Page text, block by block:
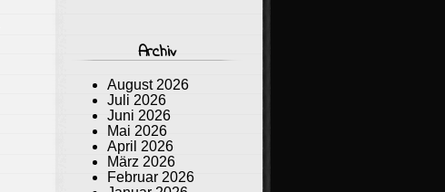
Archiv
August 2026
Juli 2026
Juni 2026
Mai 2026
April 2026
März 2026
Februar 2026